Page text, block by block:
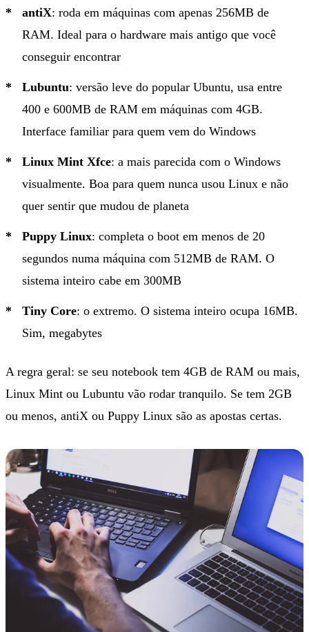
antiX: roda em máquinas com apenas 256MB de
RAM. Ideal para o hardware mais antigo que você
conseguir encontrar
Lubuntu: versão leve do popular Ubuntu, usa entre
400 e 600MB de RAM em máquinas com 4GB.
Interface familiar para quem vem do Windows
Linux Mint Xfce: a mais parecida com o Windows
visualmente. Boa para quem nunca usou Linux e não
quer sentir que mudou de planeta
Puppy Linux: completa o boot em menos de 20
segundos numa máquina com 512MB de RAM. O
sistema inteiro cabe em 300MB
Tiny Core: o extremo. O sistema inteiro ocupa 16MB.
Sim, megabytes
A regra geral: se seu notebook tem 4GB de RAM ou mais,
Linux Mint ou Lubuntu vão rodar tranquilo. Se tem 2GB
ou menos, antiX ou Puppy Linux são as apostas certas.